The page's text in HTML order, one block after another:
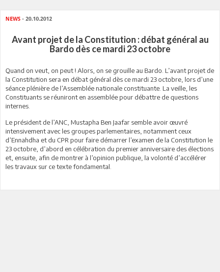
NEWS - 20.10.2012
Avant projet de la Constitution : débat général au
Bardo dès ce mardi 23 octobre
Quand on veut, on peut ! Alors, on se grouille au Bardo. L’avant projet de
la Constitution sera en débat général dès ce mardi 23 octobre, lors d’une
séance plénière de l’Assemblée nationale constituante. La veille, les
Constituants se réuniront en assemblée pour débattre de questions
internes.
Le président de l’ANC, Mustapha Ben Jaafar semble avoir œuvré
intensivement avec les groupes parlementaires, notamment ceux
d’Ennahdha et du CPR pour faire démarrer l’examen de la Constitution le
23 octobre, d’abord en célébration du premier anniversaire des élections
et, ensuite, afin de montrer à l’opinion publique, la volonté d’accélérer
les travaux sur ce texte fondamental.